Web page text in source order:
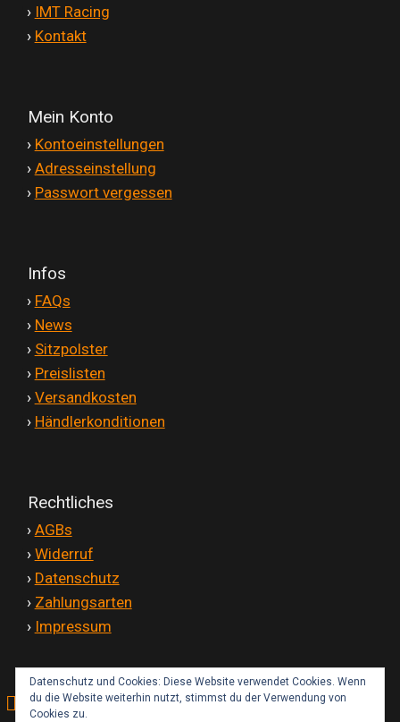
› IMT Racing
› Kontakt
Mein Konto
› Kontoeinstellungen
› Adresseinstellung
› Passwort vergessen
Infos
› FAQs
› News
› Sitzpolster
› Preislisten
› Versandkosten
› Händlerkonditionen
Rechtliches
› AGBs
› Widerruf
› Datenschutz
› Zahlungsarten
› Impressum
Kontakt
Datenschutz und Cookies: Diese Website verwendet Cookies. Wenn
du die Website weiterhin nutzt, stimmst du der Verwendung von
Cookies zu.